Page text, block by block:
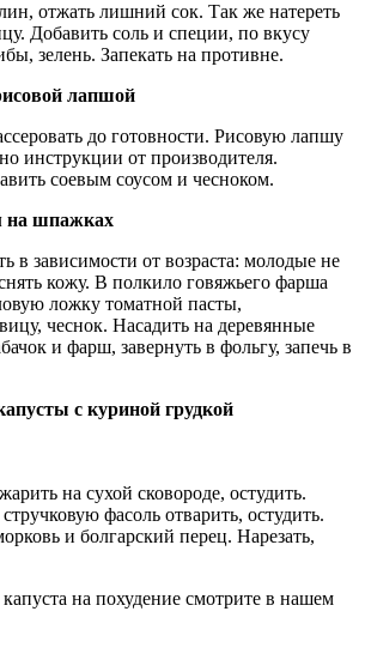
отжать лишний сок. Так же натереть
Добавить соль и специи, по вкусу
зелень. Запекать на противне.
лапшой
до готовности. Рисовую лапшу
инструкции от производителя.
соевым соусом и чесноком.
на шпажках
в зависимости от возраста: молодые не
кожу. В полкило говяжьего фарша
ложку томатной пасты,
чеснок. Насадить на деревянные
и фарш, завернуть в фольгу, запечь в
с куриной грудкой
на сухой сковороде, остудить.
фасоль отварить, остудить.
и болгарский перец. Нарезать,
на похудение смотрите в нашем